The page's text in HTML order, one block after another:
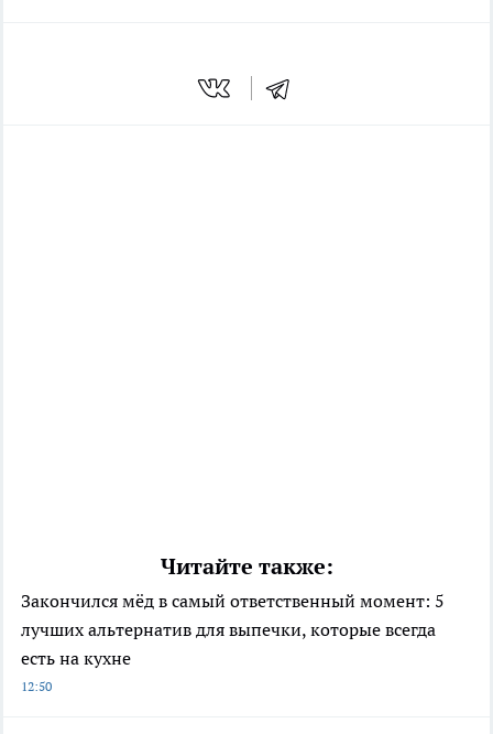
Читайте также:
Закончился мёд в самый ответственный момент: 5
лучших альтернатив для выпечки, которые всегда
есть на кухне
12:50